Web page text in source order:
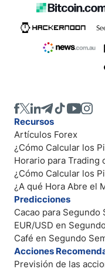
Recursos
Artículos Forex
¿Cómo Calcular los
Horario para Trading
¿Cómo Calcular los
¿A qué Hora Abre el
Predicciones
Cacao para Segundo
EUR/USD en
Café en Segundo
Acciones
Previsión de las